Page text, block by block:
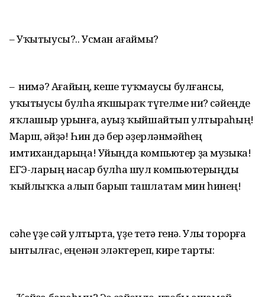
– Уҡытыусы?.. Усман ағаймы?
– Ә нимә? Ағайың, кеше туҡмаусы булғансы,
уҡытыусы булһа яҡшыраҡ түгелме ни? Әсәйеңде
яҡлашыр урынға, ауыҙ ҡыйшайтып ултыраһың!
Марш, әйҙә! Һин дә бер әҙерләнмәйһең
имтихандарыңа! Уйыңда компьютер ҙа музыка!
ЕГЭ-ларың насар булһа шул компьютерыңды
ҡыйлыҡҡа алып барып ташлатам мин һинең!
Әсәһе үҙе сәй ултырта, үҙе тетә генә. Улы торорға
ынтылғас, еңенән эләктереп, кире тарты: